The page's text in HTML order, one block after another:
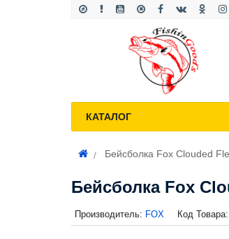
КАТАЛОГ
Бейсболка Fox Clouded
Бейсболка Fox
Производитель: FOX Код Товара: